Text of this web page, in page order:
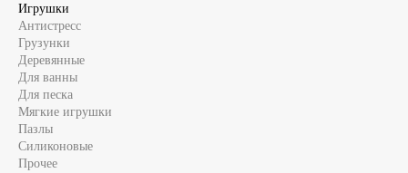
Игрушки
Антистресс
Грузунки
Деревянные
Для ванны
Для песка
Мягкие игрушки
Пазлы
Силиконовые
Прочее